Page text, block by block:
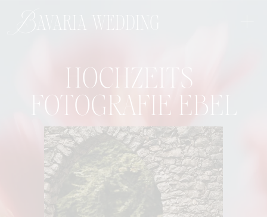
Bavaria wedding
HOCHZEITS-
FOTOGRAFIE EBEL